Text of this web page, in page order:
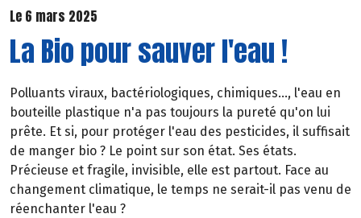
Le 6 mars 2025
La Bio pour sauver l'eau !
Polluants viraux, bactériologiques, chimiques..., l'eau en
bouteille plastique n'a pas toujours la pureté qu'on lui
prête. Et si, pour protéger l'eau des pesticides, il suffisait
de manger bio ? Le point sur son état. Ses états.
Précieuse et fragile, invisible, elle est partout. Face au
changement climatique, le temps ne serait-il pas venu de
réenchanter l'eau ?